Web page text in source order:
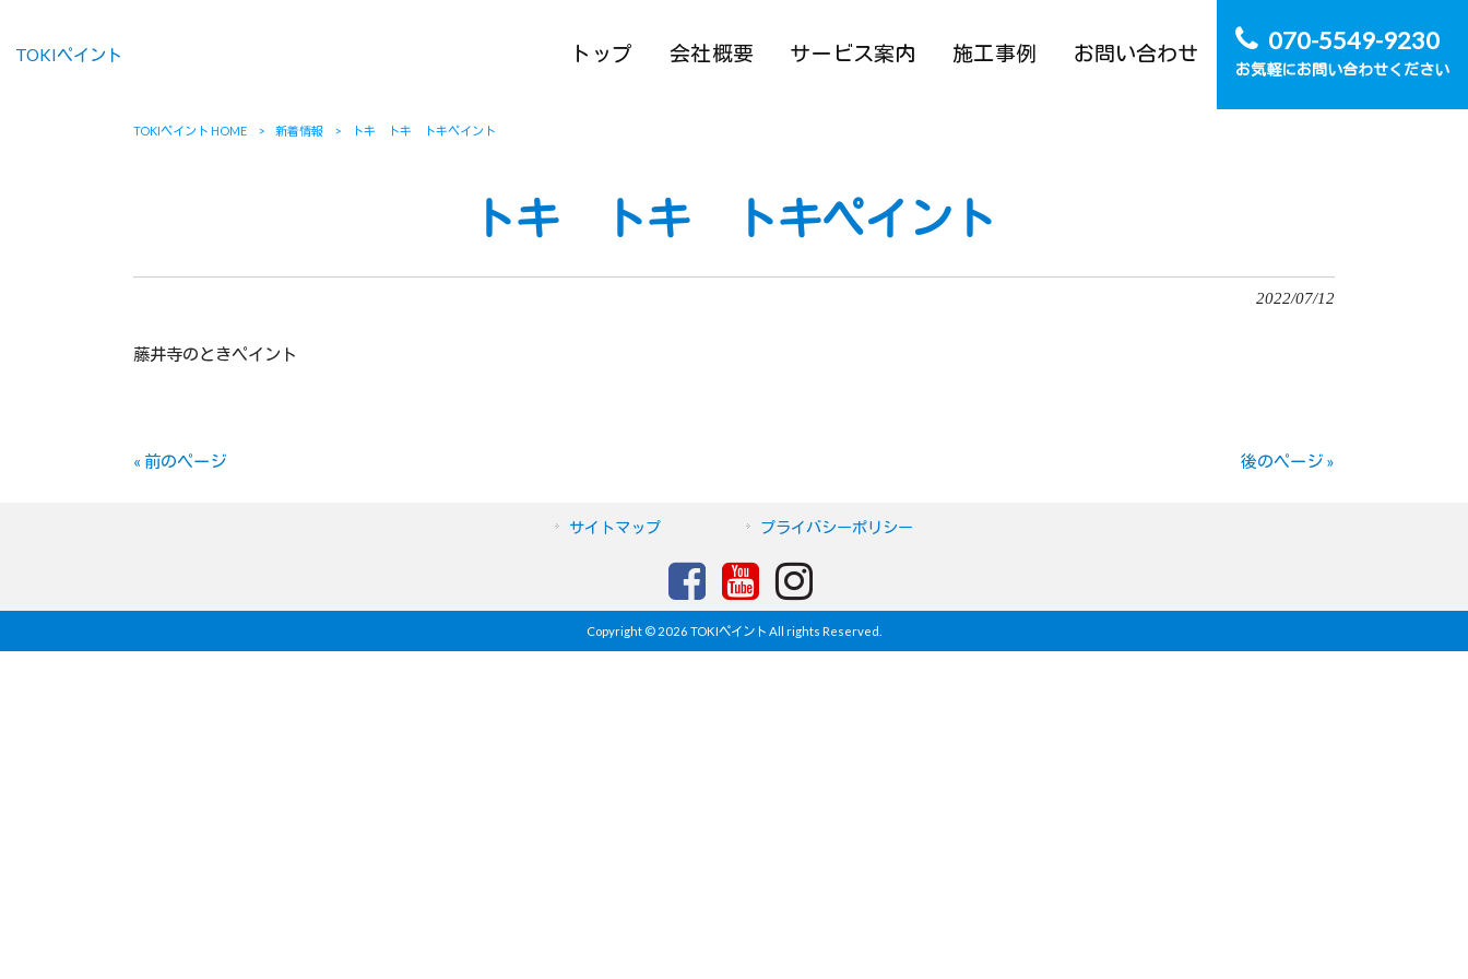
TOKIペイント トップ 会社概要 サービス案内 施工事例 お問い合わせ 070-5549-9230
お気軽にお問い合わせください
TOKIペイント HOME > 新着情報 > トキ トキ トキペイント
トキ トキ トキペイント
2022/07/12
藤井寺のときペイント
« 前のページ 後のページ »
サイトマップ プライバシーポリシー
Copyright © 2026 TOKIペイント All rights Reserved.